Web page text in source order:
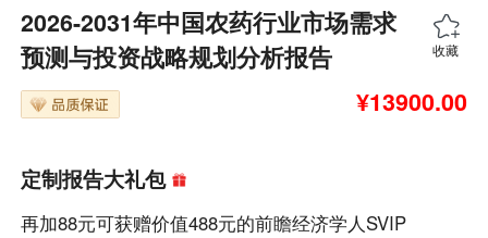
2026-2031年中国农药行业市场需求
预测与投资战略规划分析报告
收藏
¥13900.00
定制报告大礼包
再加88元可获赠价值488元的前瞻经济学人SVIP